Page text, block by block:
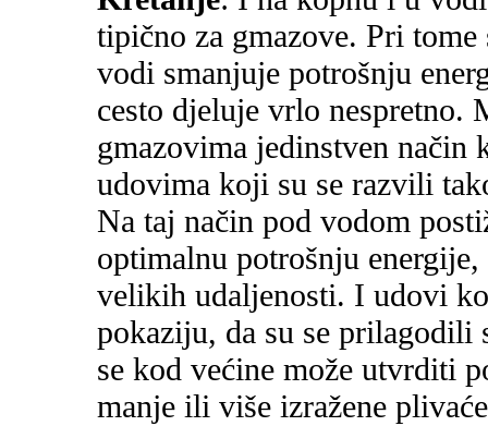
tipično za gmazove. Pri
vodi smanjuje potrošnju
cesto djeluje vrlo nespretno.
gmazovima jedinstven način
udovima koji su se razvili
Na taj način pod vodom
optimalnu potrošnju
velikih udaljenosti. I udovi
pokaziju, da su se prilagodili
se kod većine može utvrditi
manje ili više izražene